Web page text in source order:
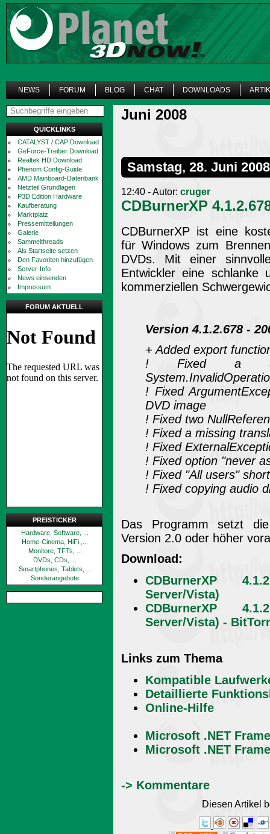
NEWS FORUM BLOG CHAT DOWNLOADS
QUICKLINKS
CATALYST / CAP Download
GeForce-Treiber Download
Realtek HD Download
Phenom Config-Guide
AMD Mainboard-Datenbank
Netzteil Grundlagen
P3D Edition Hardware
Kaufberatung
Marktplatz
Pressemitteilungen
Galerie
Sammelthreads
Als Startseite setzen
Den Favoriten hinzufügen
Server-Info
News einsenden
Impressum
FORUM AKTUELL
PREISTICKER
Hardware, Software, ...
Home-Cinema, HiFi ,...
Monitore, TFTs, ...
DVDs, CDs, ...
Smartphones, Tablets, ...
Sonderangebote
Juni 2008
Samstag, 28. Juni 2008
12:40 - Autor: cruger
CDBurnerXP
CDBurnerXP ist eine
für Windows zum
DVDs. Mit einer
Entwickler eine schlanke
kommerziellen
Version 4.1.2.678 -
+ Added export
! Fixed a
! Fixed
DVD image
! Fixed two
! Fixed a missing
! Fixed
! Fixed option "never
! Fixed "All users"
! Fixed copying audio
Das Programm setzt
Version 2.0 oder höher
Download:
CDBurnerXP
Server/Vista)
CDBurnerXP
Server/Vista) -
Links zum Thema
Kompatible
Detaillierte
Online-Hilfe
Microsoft .NET
Microsoft .NET
-> Kommentare
Diesen Artikel